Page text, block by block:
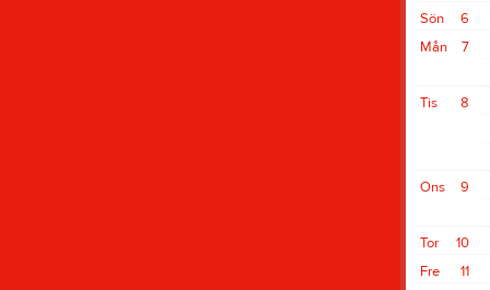
6
Sön
7
Mån
8
Tis
9
Ons
10
Tor
11
Fre